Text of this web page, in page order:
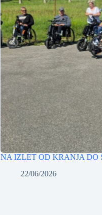
NA IZLET OD KRANJA DO
22/06/2026